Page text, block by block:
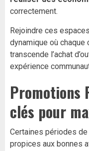
correctement.
Rejoindre ces
dynamique où
transcende l’achat
expérience
Promotions
clés pour
Certaines périodes de
propices aux bonnes